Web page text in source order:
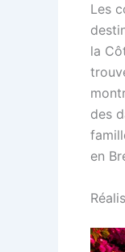
Les
la
des
en